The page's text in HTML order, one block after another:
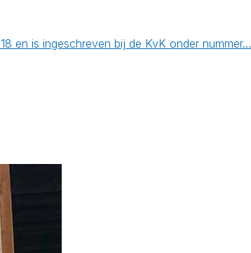
en is ingeschreven bij de KvK onder nummer…